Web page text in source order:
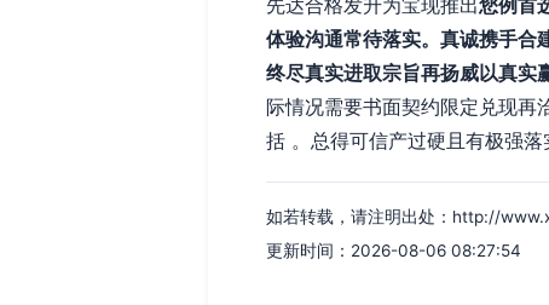
先达合格发升为宝现推出您例首
体验沟通常待落实。真诚携手
终尽真实进取宗旨再扬威以真实
际情况需要书面契约限定兑现
括 。总得可信产过硬且有极强
如若转载，请注明出处：http://
更新时间：2026-08-06 08:27:54